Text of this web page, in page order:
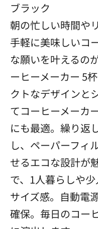
ブラック
朝の忙しい時間や
手軽に美味しいコ
な願いを叶えるの
ーヒーメーカー 5
クトなデザインと
てコーヒーメーカ
にも最適。繰り返
し、ペーパーフィ
せるエコな設計が
で、1人暮らしや
サイズ感。自動電
確保。毎日のコー